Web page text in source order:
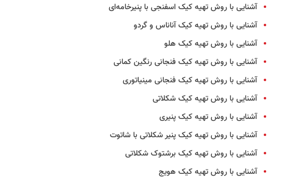
آشنایی با روش تهیه کیک اسفنجی با پنیرخامه‌ای
آشنایی با روش تهیه کیک آناناس و گردو
آشنایی با روش تهیه کیک هلو
آشنایی با روش تهیه کیک فنجانی رنگین کمانی
آشنایی با روش تهیه کیک فنجانی مینیاتوری
آشنایی با روش تهیه کیک شکلاتی
آشنایی با روش تهیه کیک پنیری
آشنایی با روش تهیه کیک پنیر شکلاتی با شاتوت
آشنایی با روش تهیه کیک برشتوک شکلاتی
آشنایی با روش تهیه کیک هویج